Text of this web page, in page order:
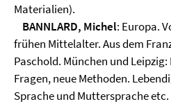
Materialien).
BANNLARD, Michel: Europa.
frühen Mittelalter. Aus dem
Paschold. München und Leipzig:
Fragen, neue Methoden.
Sprache und Muttersprache etc.